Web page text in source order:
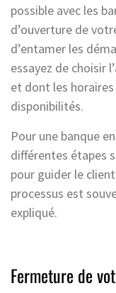
possible avec les
d’ouverture de
d’entamer les
essayez de choisir
et dont les
disponibilités.
Pour une banque
différentes étapes
pour guider le
processus est
expliqué.
Fermeture de